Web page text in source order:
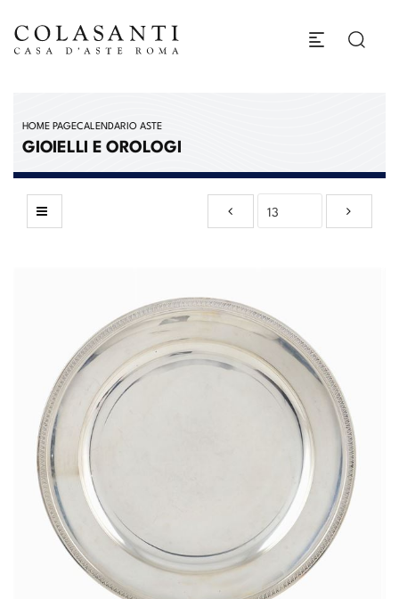
HOME PAGECALENDARIO ASTE
GIOIELLI E OROLOGI